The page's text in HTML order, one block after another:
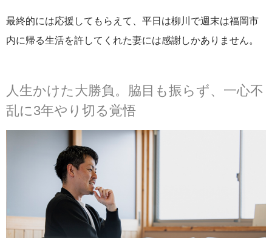
最終的には応援してもらえて、平日は柳川で週末は福岡市
内に帰る生活を許してくれた妻には感謝しかありません。
人生かけた大勝負。脇目も振らず、一心不
乱に3年やり切る覚悟